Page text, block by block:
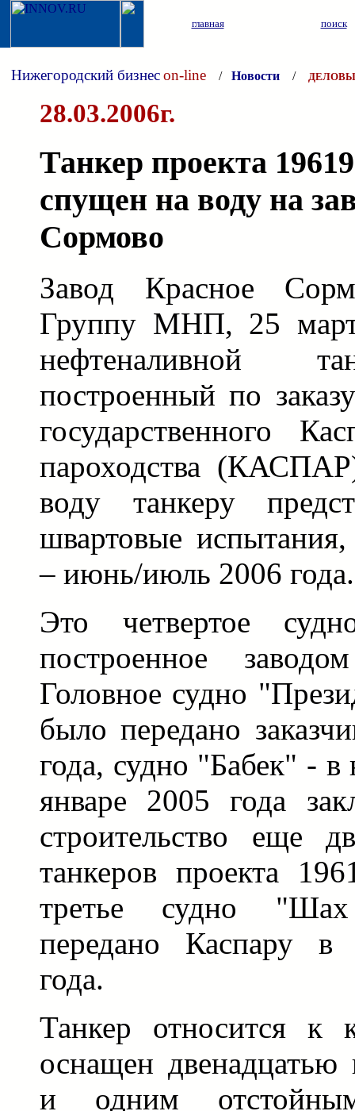
главная поиск
Нижегородский бизнесon-line / Новости /
28.03.2006г.
Танкер проекта
спущен на воду на
Сормово
Завод Красное
Группу МНП, 25
нефтеналивной
построенный по
государственного
пароходства
воду танкеру
швартовые испытания,
– июнь/июль 2006 года.
Это четвертое
построенное
Головное судно
было передано
года, судно "Бабек" -
январе 2005 года
строительство еще
танкеров проекта
третье судно
передано Каспару в
года.
Танкер относится к
оснащен двенадцатью
и одним